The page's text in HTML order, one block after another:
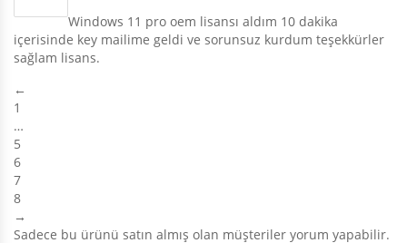
Windows 11 pro oem lisansı aldım 10 dakika
içerisinde key mailime geldi ve sorunsuz kurdum teşekkürler
sağlam lisans.
←
1
…
5
6
7
8
→
Sadece bu ürünü satın almış olan müşteriler yorum yapabilir.